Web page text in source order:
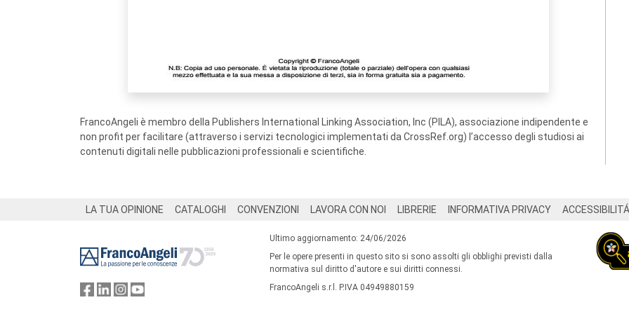
FrancoAngeli è membro della Publishers International Linking Association, Inc (PILA), associazione indipendente e
non profit per facilitare (attraverso i servizi tecnologici implementati da CrossRef.org) l’accesso degli studiosi ai
contenuti digitali nelle pubblicazioni professionali e scientifiche.
LA TUA OPINIONE CATALOGHI CONVENZIONI LAVORA CON NOI LIBRERIE INFORMATIVA PRIVACY ACCESSIBILITÁ
Ultimo aggiornamento: 24/06/2026
Per le opere presenti in questo sito si sono assolti gli obblighi previsti dalla
normativa sul diritto d'autore e sui diritti connessi.
FrancoAngeli s.r.l. P.IVA 04949880159